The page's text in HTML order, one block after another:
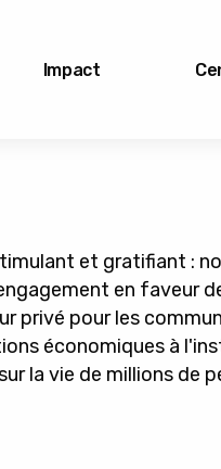
Impact
et gratifiant :
en faveur
privé pour les
économiques à
la vie de millions de